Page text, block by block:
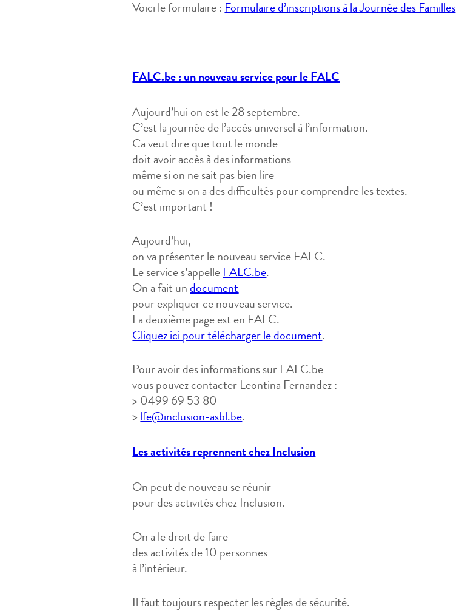
Voici le formulaire : Formulaire d’inscriptions à la Journée des Familles
FALC.be : un nouveau service pour le FALC
Aujourd’hui on est le 28 septembre.
C’est la journée de l’accès universel à l’information.
Ca veut dire que tout le monde
doit avoir accès à des informations
même si on ne sait pas bien lire
ou même si on a des difficultés pour comprendre les textes.
C’est important !
Aujourd’hui,
on va présenter le nouveau service FALC.
Le service s’appelle FALC.be.
On a fait undocument
pour expliquer ce nouveau service.
La deuxième page est en FALC.
Cliquez ici pour télécharger le document.
Pour avoir des informations sur FALC.be
vous pouvez contacter Leontina Fernandez :
> 0499 69 53 80
> lfe@inclusion-asbl.be.
Les activités reprennent chez Inclusion
On peut de nouveau se réunir
pour des activités chez Inclusion.
On a le droit de faire
des activités de 10 personnes
à l’intérieur.
Il faut toujours respecter les règles de sécurité.